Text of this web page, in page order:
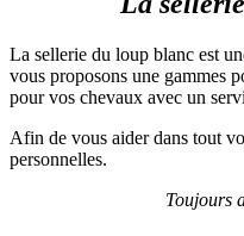
La sellerie du loup blanc est
vous proposons une gammes
pour vos chevaux avec un
Afin de vous aider dans tout
personnelles.
Toujours